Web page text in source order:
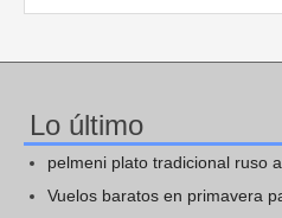
Lo último
pelmeni plato tradicional ruso
Vuelos baratos en primavera